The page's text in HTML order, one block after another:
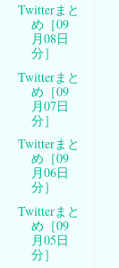
Twitterまと
め［09
月08日
分］
Twitterまと
め［09
月07日
分］
Twitterまと
め［09
月06日
分］
Twitterまと
め［09
月05日
分］